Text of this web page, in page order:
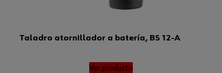
Taladro atornillador a batería, BS 12-A
Ver producto